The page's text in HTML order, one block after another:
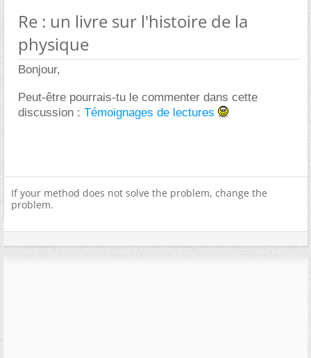
Re : un livre sur l'histoire de la
physique
Bonjour,
Peut-être pourrais-tu le commenter dans cette
discussion : Témoignages de lectures
If your method does not solve the problem, change the
problem.